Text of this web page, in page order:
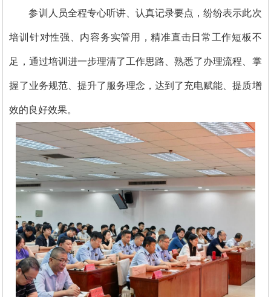
参训人员全程专心听讲、认真记录要点，纷纷表示此次
培训针对性强、内容务实管用，精准直击日常工作短板不
足，通过培训进一步理清了工作思路、熟悉了办理流程、掌
握了业务规范、提升了服务理念，达到了充电赋能、提质增
效的良好效果。